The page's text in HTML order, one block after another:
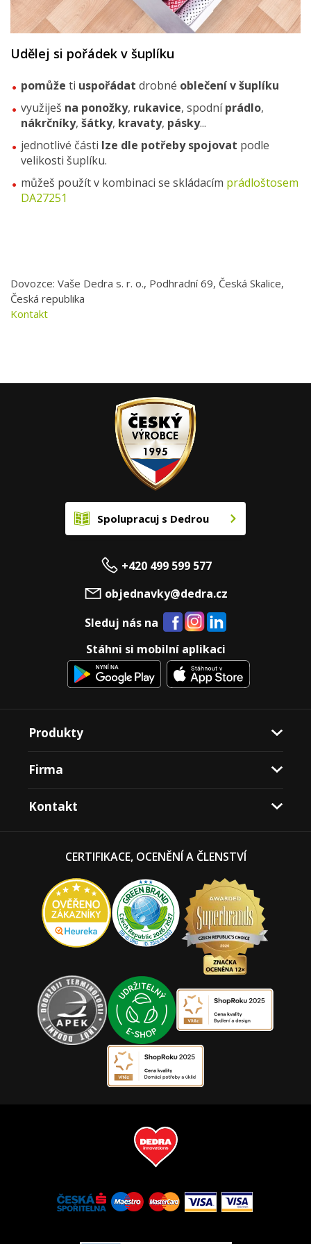
Udělej si pořádek v šuplíku
pomůže ti uspořádat drobné oblečení v šuplíku
využiješ na ponožky, rukavice, spodníprádlo,
nákrčníky, šátky, kravaty, pásky...
jednotlivé části lze dle potřeby spojovat podle
velikosti šuplíku.
můžeš použít v kombinaci se skládacím prádloštosem
DA27251
Dovozce: Vaše Dedra s. r. o., Podhradní 69, Česká Skalice,
Česká republika
Kontakt
Spolupracuj s Dedrou
+420 499 599 577
objednavky@dedra.cz
Sleduj nás na
Stáhni si mobilní aplikaci
Produkty
Firma
Kontakt
CERTIFIKACE, OCENĚNÍ A ČLENSTVÍ